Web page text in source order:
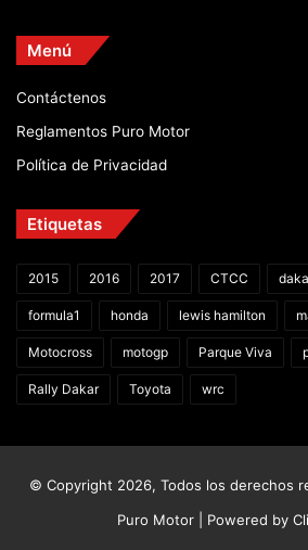
Menú
Contáctenos
Reglamentos Puro Motor
Política de Privacidad
Etiquetas
2015 2016 2017 CTCC
formula1 honda lewis hamilton
Motocross motogp Parque Viva
Rally Dakar Toyota wrc
© Copyright 2026, Todos los derechos
Puro Motor | Powered by